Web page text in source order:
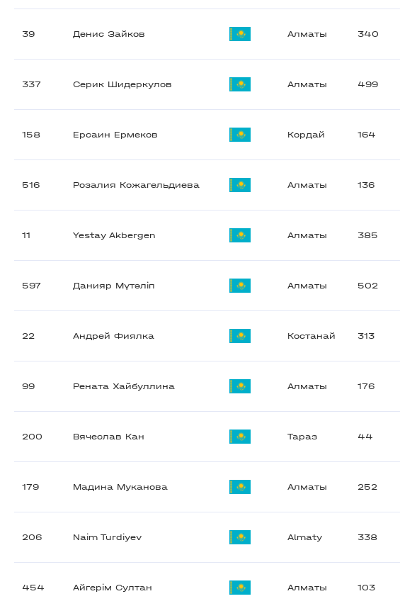
39 Денис Зайков Алматы 340
337 Серик Шидеркулов Алматы 499
158 Ерсаин Ермеков Кордай 164
516 Розалия Кожагельдиева Алматы 136
11 Yestay Akbergen Алматы 385
597 Данияр Мүтәліп Алматы 502
22 Андрей Фиялка Костанай 313
99 Рената Хайбуллина Алматы 176
200 Вячеслав Кан Тараз 44
179 Мадина Муканова Алматы 252
206 Naim Turdiyev Almaty 338
454 Айгерім Султан Алматы 103